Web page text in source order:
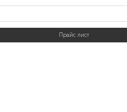
Прайс лист
Тара